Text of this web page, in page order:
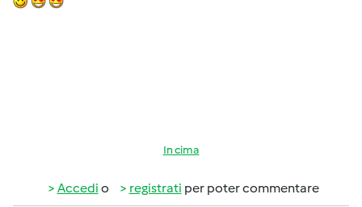
In cima
Accedi o registrati per poter commentare